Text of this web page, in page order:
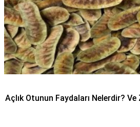
Açlık Otunun Faydaları Nelerdir? Ve